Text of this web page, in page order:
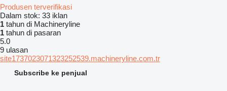
Produsen terverifikasi
Dalam stok: 33 iklan
1 tahun di Machineryline
1 tahun di pasaran
5.0
9 ulasan
site1737023071323252539.machineryline.com.tr
Subscribe ke penjual